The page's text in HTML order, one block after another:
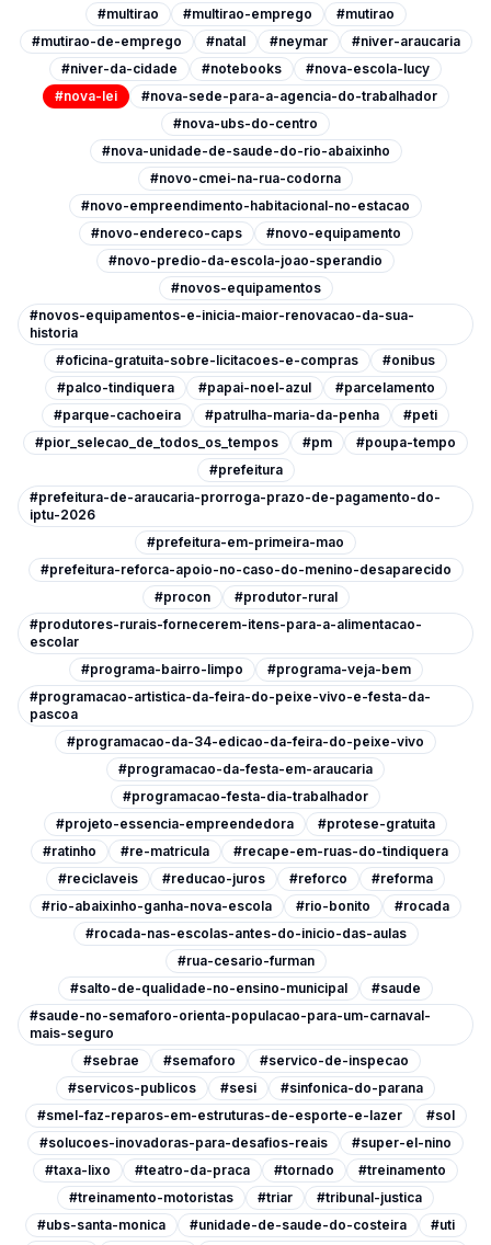
#multirao
#multirao-emprego
#mutirao
#mutirao-de-emprego
#natal #neymar
#niver-araucaria
#niver-da-cidade
#notebooks
#nova-escola-lucy
#nova-lei
#nova-sede-para-a-agencia-do-trabalhador
#nova-ubs-do-centro
#nova-unidade-de-saude-do-rio-abaixinho
#novo-cmei-na-rua-codorna
#novo-empreendimento-habitacional-no-estacao
#novo-endereco-caps
#novo-equipamento
#novo-predio-da-escola-joao-sperandio
#novos-equipamentos
#novos-equipamentos-e-inicia-maior-renovacao-da-sua-
historia
#oficina-gratuita-sobre-licitacoes-e-compras
#onibus
#palco-tindiquera
#papai-noel-azul
#parcelamento
#parque-cachoeira
#patrulha-maria-da-penha
#peti
#pior_selecao_de_todos_os_tempos
#pm
#poupa-tempo
#prefeitura
#prefeitura-de-araucaria-prorroga-prazo-de-pagamento-do-
iptu-2026
#prefeitura-em-primeira-mao
#prefeitura-reforca-apoio-no-caso-do-menino-desaparecido
#procon
#produtor-rural
#produtores-rurais-fornecerem-itens-para-a-alimentacao-
escolar
#programa-bairro-limpo
#programa-veja-bem
#programacao-artistica-da-feira-do-peixe-vivo-e-festa-da-
pascoa
#programacao-da-34-edicao-da-feira-do-peixe-vivo
#programacao-da-festa-em-araucaria
#programacao-festa-dia-trabalhador
#projeto-essencia-empreendedora
#protese-gratuita
#ratinho
#re-matricula
#recape-em-ruas-do-tindiquera
#reciclaveis
#reducao-juros #reforco
#reforma
#rio-abaixinho-ganha-nova-escola
#rio-bonito
#rocada
#rocada-nas-escolas-antes-do-inicio-das-aulas
#rua-cesario-furman
#salto-de-qualidade-no-ensino-municipal
#saude
#saude-no-semaforo-orienta-populacao-para-um-carnaval-
mais-seguro
#sebrae
#semaforo
#servico-de-inspecao
#servicos-publicos
#sesi
#sinfonica-do-parana
#smel-faz-reparos-em-estruturas-de-esporte-e-lazer
#sol
#solucoes-inovadoras-para-desafios-reais
#super-el-nino
#taxa-lixo
#teatro-da-praca #tornado
#treinamento
#treinamento-motoristas
#triar
#tribunal-justica
#ubs-santa-monica
#unidade-de-saude-do-costeira
#uti